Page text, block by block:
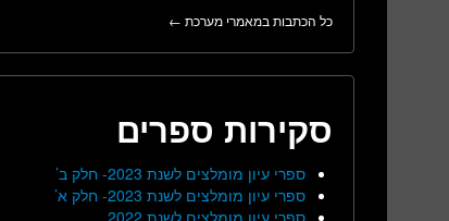
כל הכתבות במאמרי מערכת ←
סקירות ספרים
ספרי עיון מומלצים לשנת 2023- חלק ב’
ספרי עיון מומלצים לשנת 2023- חלק א’
ספרי עיון מומלצים לשנת 2022